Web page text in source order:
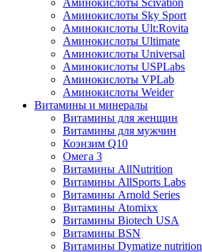
Аминокислоты Sky Sport
Аминокислоты Ult:Rovita
Аминокислоты Ultimate
Аминокислоты Universal
Аминокислоты USPLabs
Аминокислоты VPLab
Аминокислоты Weider
Витамины и минералы
Витамины для женщин
Витамины для мужчин
Коэнзим Q10
Омега 3
Витамины AllNutrition
Витамины AllSports Labs
Витамины Arnold Series
Витамины Atomixx
Витамины Biotech USA
Витамины BSN
Витамины Dymatize nutrition